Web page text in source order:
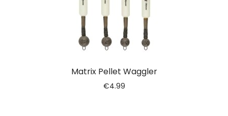
Matrix Pellet Waggler
€4.99